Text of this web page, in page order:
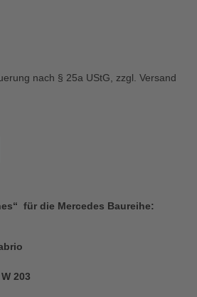
nach § 25a UStG, zzgl. Versand
für die Mercedes Baureihe:
203